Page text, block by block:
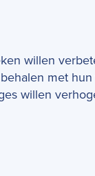
willen
met
willen